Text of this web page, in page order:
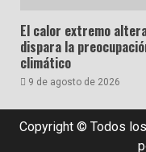
El calor extremo
dispara la
climático
9 de agosto de 2026
Copyright © Todos